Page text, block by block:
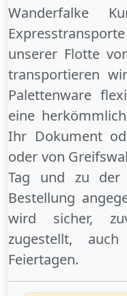
Wanderfalke
unserer Flotte
transportieren
Palettenware
eine
Ihr Dokument
oder von
Tag und zu
Bestellung
wird sicher,
zugestellt,
Feiertagen.